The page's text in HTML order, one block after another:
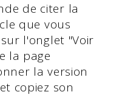
de citer la
que vous
l'onglet "Voir
la page
la version
copiez son